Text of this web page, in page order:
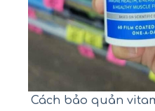
Cách bảo quản